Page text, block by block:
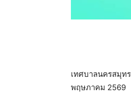
เทศบาลนครสมุท
พฤษภาคม 2569